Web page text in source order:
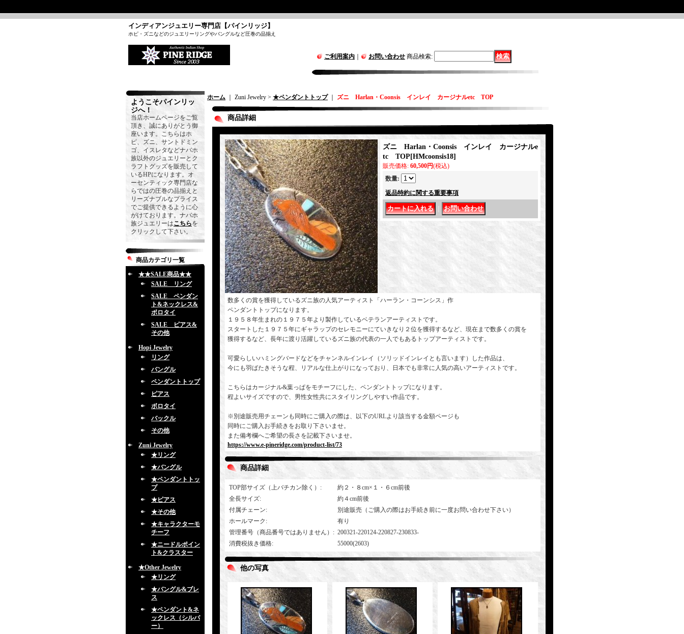
インディアンジュエリー専門店【パインリッジ】
ホピ・ズニなどのジュエリーリングやバングルなど圧巻の品揃え
ご利用案内 お問い合わせ 商品検索:
ようこそパインリッ
ジへ！
当店ホームページをご覧
頂き、誠にありがとう御
座います。こちらはホ
ピ、ズニ、サントドミン
ゴ、イスレタなどナバホ
族以外のジュエリーとク
ラフトグッズを販売して
いるHPになります。オ
ーセンティック専門店な
らではの圧巻の品揃えと
リーズナブルなプライス
でご提供できるように心
がけております。ナバホ
族ジュエリーはこちらを
クリックして下さい。
商品カテゴリ一覧
★★SALE商品★★
SALE リング
SALE ペンダン
ト&ネックレス&
ボロタイ
SALE ピアス&
その他
Hopi Jewelry
リング
バングル
ペンダントトップ
ピアス
ボロタイ
バックル
その他
Zuni Jewelry
★リング
★バングル
★ペンダントトッ
プ
★ピアス
★その他
★キャラクターモ
チーフ
★ニードルポイン
ト&クラスター
★Other Jewelry
★リング
★バングル&ブレ
ス
★ペンダント&ネ
ックレス（シルバ
ー）
ホーム ｜ Zuni Jewelry > ★ペンダントトップ｜ ズニ Harlan・Coonsis インレイ カージナルetc TOP
商品詳細
ズニ Harlan・Coonsis インレイ カージナルe
tc TOP [HMcoonsis18]
販売価格: 60,500円(税込)
数量:
返品特約に関する重要事項
数多くの賞を獲得しているズニ族の人気アーティスト「ハーラン・コーンシス」作
ペンダントトップになります。
１９５８年生まれの１９７５年より製作しているベテランアーティストです。
スタートした１９７５年にギャラップのセレモニーにていきなり２位を獲得するなど、現在まで数多くの賞を
獲得するなど、長年に渡り活躍しているズニ族の代表の一人でもあるトップアーティストです。
可愛らしいハミングバードなどをチャンネルインレイ（ソリッドインレイとも言います）した作品は、
今にも羽ばたきそうな程、リアルな仕上がりになっており、日本でも非常に人気の高いアーティストです。
こちらはカージナル&葉っぱをモチーフにした、ペンダントトップになります。
程よいサイズですので、男性女性共にスタイリングしやすい作品です。
※別途販売用チェーンも同時にご購入の際は、以下のURLより該当する金額ページも
同時にご購入お手続きをお取り下さいませ。
また備考欄へご希望の長さを記載下さいませ。
https://www.e-pineridge.com/product-list/73
商品詳細
TOP部サイズ（上バチカン除く） :
約２・８cm×１・６cm前後
全長サイズ:
約４cm前後
付属チェーン:
別途販売（ご購入の際はお手続き前に一度お問い合わせ下さい）
ホールマーク :
有り
管理番号（商品番号ではありません） : 200321-220124-220827-230833-
消費税抜き価格: 55000(2603)
他の写真